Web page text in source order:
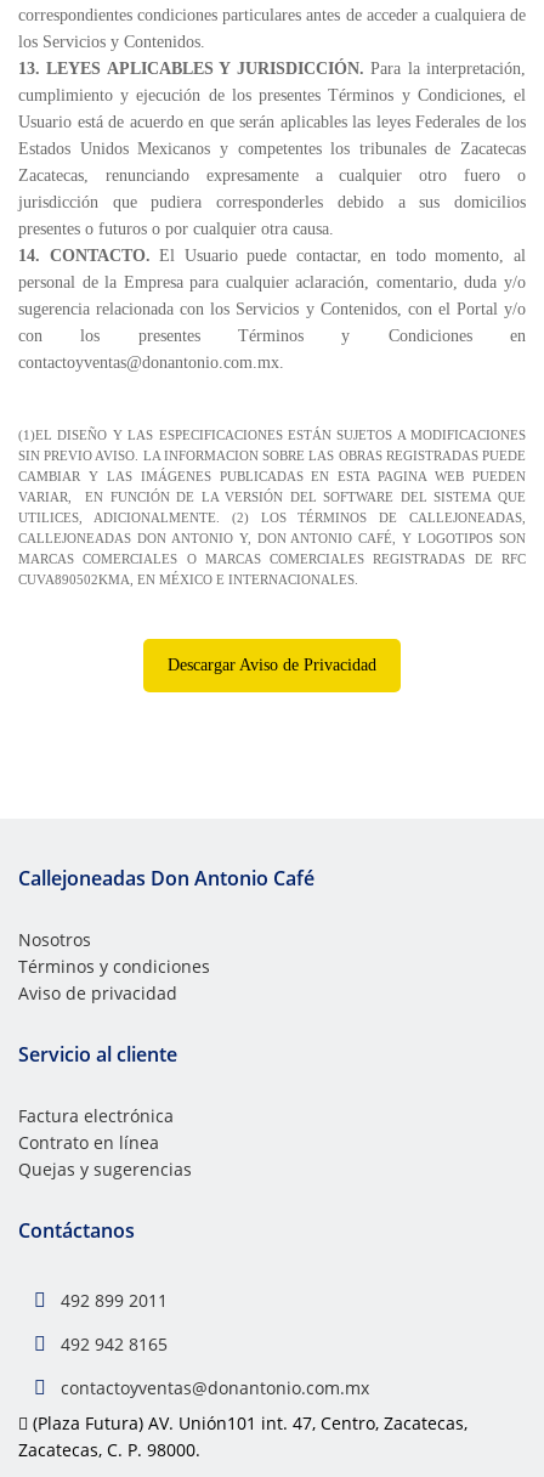
correspondientes condiciones particulares antes de acceder a cualquiera de
los Servicios y Contenidos.
13. LEYES APLICABLES Y JURISDICCIÓN. Para la interpretación,
cumplimiento y ejecución de los presentes Términos y Condiciones, el
Usuario está de acuerdo en que serán aplicables las leyes Federales de los
Estados Unidos Mexicanos y competentes los tribunales de Zacatecas
Zacatecas, renunciando expresamente a cualquier otro fuero o
jurisdicción que pudiera corresponderles debido a sus domicilios
presentes o futuros o por cualquier otra causa.
14. CONTACTO. El Usuario puede contactar, en todo momento, al
personal de la Empresa para cualquier aclaración, comentario, duda y/o
sugerencia relacionada con los Servicios y Contenidos, con el Portal y/o
con los presentes Términos y Condiciones en
contactoyventas@donantonio.com.mx.
(1)EL DISEÑO Y LAS ESPECIFICACIONES ESTÁN SUJETOS A MODIFICACIONES
SIN PREVIO AVISO. LA INFORMACION SOBRE LAS OBRAS REGISTRADAS PUEDE
CAMBIAR Y LAS IMÁGENES PUBLICADAS EN ESTA PAGINA WEB PUEDEN
VARIAR, EN FUNCIÓN DE LA VERSIÓN DEL SOFTWARE DEL SISTEMA QUE
UTILICES, ADICIONALMENTE. (2) LOS TÉRMINOS DE CALLEJONEADAS,
CALLEJONEADAS DON ANTONIO Y, DON ANTONIO CAFÉ, Y LOGOTIPOS SON
MARCAS COMERCIALES O MARCAS COMERCIALES REGISTRADAS DE RFC
CUVA890502KMA, EN MÉXICO E INTERNACIONALES.
Descargar Aviso de Privacidad
Callejoneadas Don Antonio Café
Nosotros
Términos y condiciones
Aviso de privacidad
Servicio al cliente
Factura electrónica
Contrato en línea
Quejas y sugerencias
Contáctanos
492 899 2011
492 942 8165
contactoyventas@donantonio.com.mx
(Plaza Futura) AV. Unión101 int. 47, Centro, Zacatecas,
Zacatecas, C. P. 98000.